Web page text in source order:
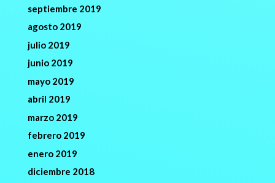
septiembre 2019
agosto 2019
julio 2019
junio 2019
mayo 2019
abril 2019
marzo 2019
febrero 2019
enero 2019
diciembre 2018